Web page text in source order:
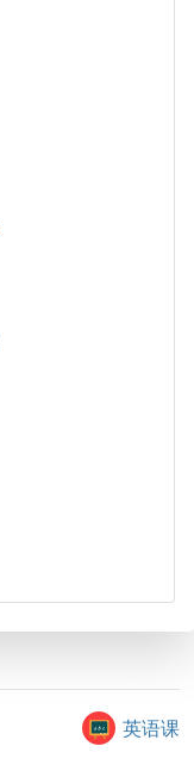
英语课